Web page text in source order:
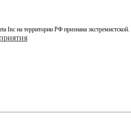
Inc на территории РФ признана экстремистской.